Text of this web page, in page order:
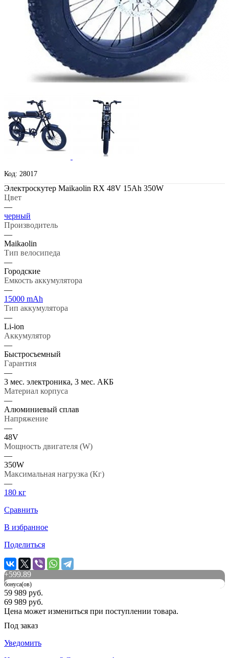
Код: 28017
Электроскутер Maikaolin RX 48V 15Ah 350W
Цвет
—
черный
Производитель
—
Maikaolin
Тип велосипеда
—
Городские
Емкость аккумулятора
—
15000 mAh
Тип аккумулятора
—
Li-ion
Аккумулятор
—
Быстросъемный
Гарантия
—
3 мес. электроника, 3 мес. АКБ
Материал корпуса
—
Алюминиевый сплав
Напряжение
—
48V
Мощность двигателя (W)
—
350W
Максимальная нагрузка (Кг)
—
180 кг
Сравнить
В избранное
Поделиться
+599.89
бонуса(ов)
59 989 руб.
69 989 руб.
Цена может измениться при поступлении товара.
Под заказ
Уведомить